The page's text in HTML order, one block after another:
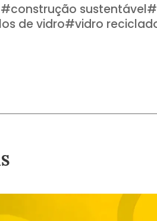
#construção sustentável#
de vidro#vidro